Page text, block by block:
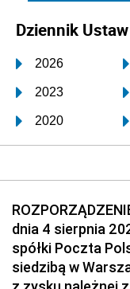
Dziennik Ustaw
2026
2023
2020
2017
2014
2011
2008
2005
dnia 4 sierpnia
spółki Poczta
siedzibą w